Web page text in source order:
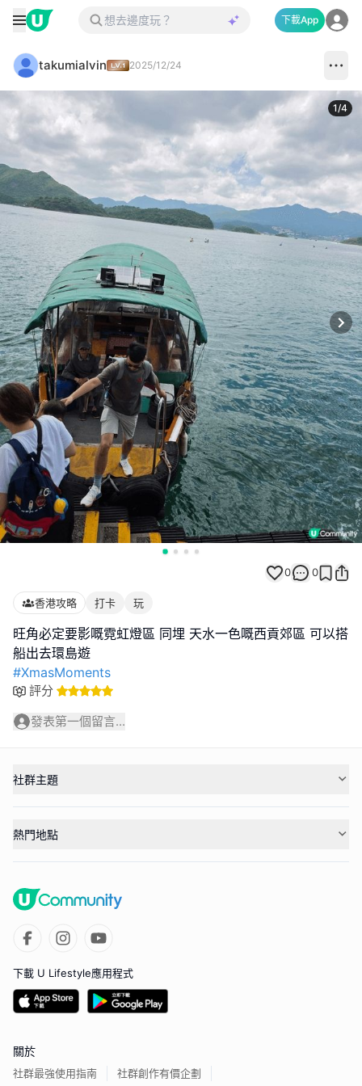
下載App
takumialvin 2025/12/24
1/4
0 0
香港攻略 打卡 玩
旺角必定要影嘅霓虹燈區 同埋 天水一色嘅西貢郊區 可以搭
#XmasMoments
評分
發表第一個留言...
社群主題
熱門地點
下載 U Lifestyle應用程式
關於
社群最強使用指南 社群創作有價企劃